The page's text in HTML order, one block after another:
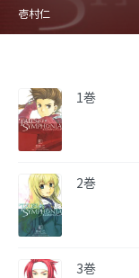
壱村仁
1巻
2巻
3巻